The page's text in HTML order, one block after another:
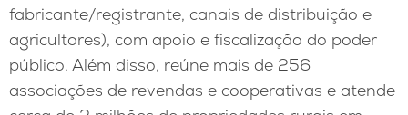
fabricante/registrante, canais de distribuição e
agricultores), com apoio e fiscalização do poder
público. Além disso, reúne mais de 256
associações de revendas e cooperativas e atende